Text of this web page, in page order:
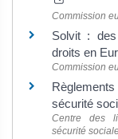
Commission
Solvit :
droits en
Commission
sécurité
Centre des
sécurité